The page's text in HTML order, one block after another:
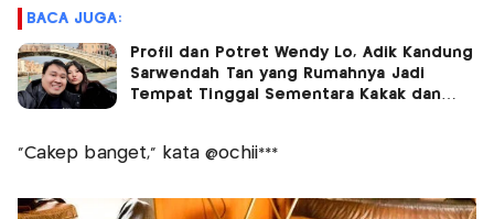
BACA JUGA:
Profil dan Potret Wendy Lo, Adik Kandung
Sarwendah Tan yang Rumahnya Jadi
Tempat Tinggal Sementara Kakak dan
"Cakep banget," kata @ochii***